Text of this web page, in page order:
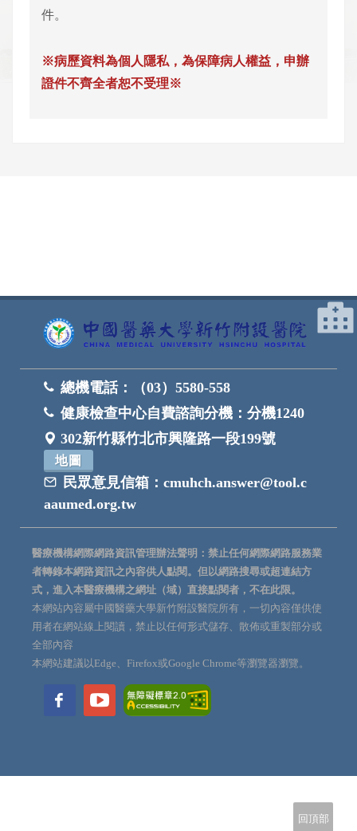
件。
※病歷資料為個人隱私，為保障病人權益，申辦
證件不齊全者恕不受理※
回頂部
總機電話：
（03）5580-558
健康檢查中心自費諮詢分機： 分機1240
302新竹縣竹北市興隆路一段199號
地圖
民眾意見信箱： cmuhch.answer@tool.c
aaumed.org.tw
醫療機構網際網路資訊管理辦法聲明：禁止任何網際網路服務業
者轉錄本網路資訊之內容供人點閱。但以網路搜尋或超連結方
式，進入本醫療機構之網址（域）直接點閱者，不在此限。
本網站內容屬中國醫藥大學新竹附設醫院所有，一切內容僅供使
用者在網站線上閱讀，禁止以任何形式儲存、散佈或重製部分或
全部內容
本網站建議以Edge、Firefox或Google Chrome等瀏覽器瀏覽。